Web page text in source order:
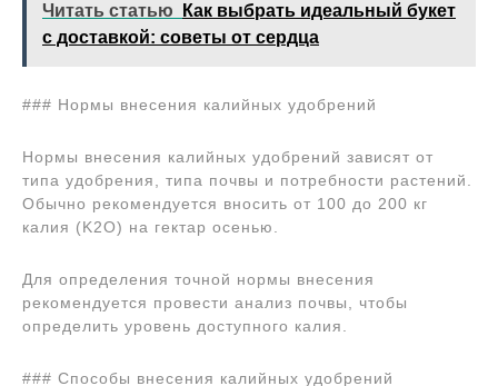
Читать статью
Как выбрать идеальный букет
с доставкой: советы от сердца
### Нормы внесения калийных удобрений
Нормы внесения калийных удобрений зависят от
типа удобрения, типа почвы и потребности растений.
Обычно рекомендуется вносить от 100 до 200 кг
калия (K2O) на гектар осенью.
Для определения точной нормы внесения
рекомендуется провести анализ почвы, чтобы
определить уровень доступного калия.
### Способы внесения калийных удобрений